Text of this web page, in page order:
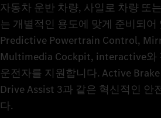
자동차 운반 차량, 사일로 차량 또
는 개별적인 용도에 맞게 준비되어
Predictive Powertrain Control,
Multimedia Cockpit, interactive와
운전자를 지원합니다. Active
Drive Assist 3과 같은 혁신적인 안
다.